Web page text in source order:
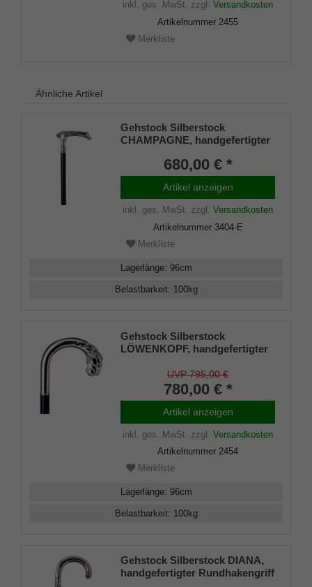
elegantem Gummipuffer.
inkl. ges. MwSt. zzgl. Versandkosten
Artikelnummer 2455
Merkliste
Ähnliche Artikel
Gehstock Silberstock
CHAMPAGNE, handgefertigter
Sterling Silber mit aufwändigen
tropfenähnlichen
Ziselierungen, aufgesetzt auf
einen Stock aus edlem
Makassar Ebenholz, inklusiv
Schlankpuffer.
680,00 € *
Artikel anzeigen
inkl. ges. MwSt. zzgl. Versandkosten
Artikelnummer 3404-E
Merkliste
Lagerlänge: 96cm
Belastbarkeit: 100kg
Gehstock Silberstock
LÖWENKOPF, handgefertigter
925/1000 Sterling Silber mit
detailgetreuer Nachbildung
eines Löwenkopfes mit Ball im
Maul, aufgesetzt auf einen
Stock aus edlem Makassar
Ebenholz, inklusiv Schlank
UVP 795,00 €
780,00 € *
Artikel anzeigen
inkl. ges. MwSt. zzgl. Versandkosten
Artikelnummer 2454
Merkliste
Lagerlänge: 96cm
Belastbarkeit: 100kg
Gehstock Silberstock DIANA,
handgefertigter Rundhakengriff